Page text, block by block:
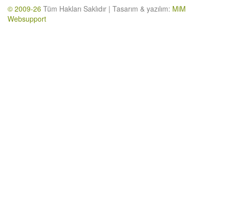
© 2009-26 Tüm Hakları Saklıdır | Tasarım & yazılım: MiM
Websupport